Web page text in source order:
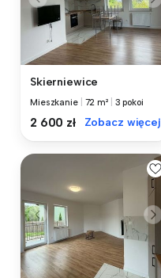
Skierniewice
Mieszkanie 72 m² 3 pokoi
2 600 zł Zobacz więcej